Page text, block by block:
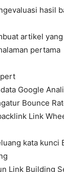
hasil
artikel
pertama
Google
Bounce
Link
kata kunci
Link Building